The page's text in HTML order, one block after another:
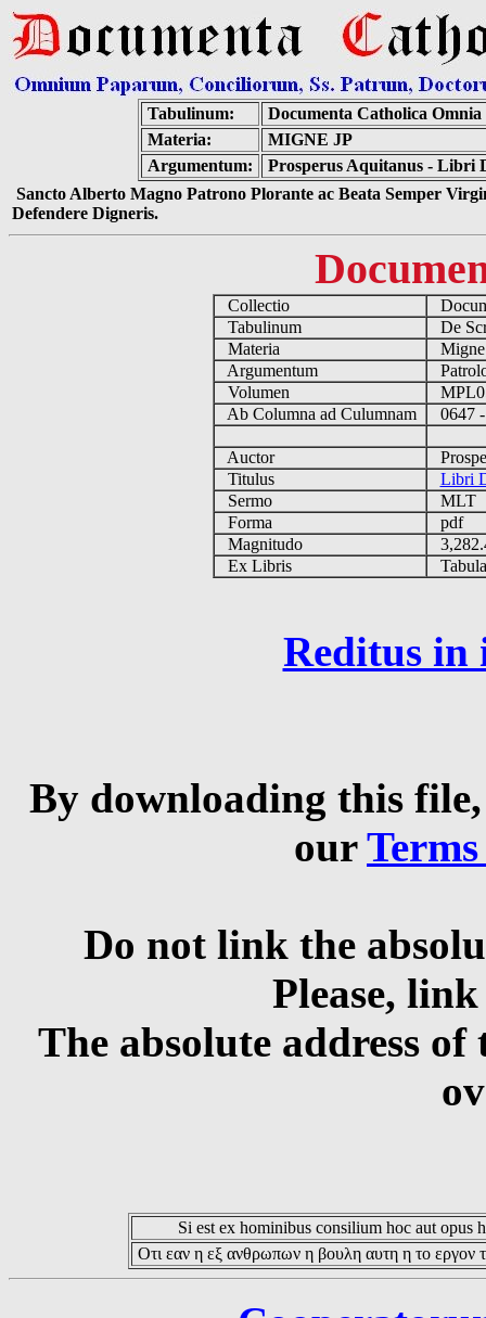
Tabulinum:
Documenta Catholica Omnia
Materia:
MIGNE JP
Argumentum:
Prosperus Aquitanus - Libri
Sancto Alberto Magno Patrono Plorante ac Beata Semper
Defendere Digneris.
Collectio
Tabulinum
De
Materia
Argumentum
Volumen
Ab Columna ad Culumnam
0647
Auctor
Titulus
Libri
Sermo
MLT
Forma
pdf
Magnitudo
Ex Libris
Reditus in
By downloading this
our
Do not link the
Please,
The absolute address
Si est ex hominibus consilium hoc aut opus
Οτι εαν η εξ ανθρωπων η βουλη αυτη η το εργον